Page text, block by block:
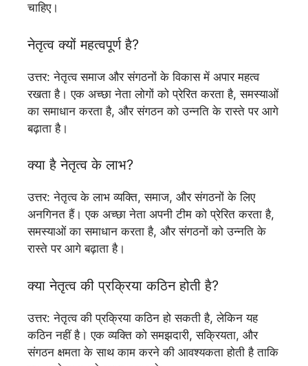
चाहिए।
नेतृत्व क्यों महत्वपूर्ण है?
उत्तर: नेतृत्व समाज और संगठनों के विकास में अपार महत्व
रखता है। एक अच्छा नेता लोगों को प्रेरित करता है, समस्याओं
का समाधान करता है, और संगठन को उन्नति के रास्ते पर आगे
बढ़ाता है।
क्या है नेतृत्व के लाभ?
उत्तर: नेतृत्व के लाभ व्यक्ति, समाज, और संगठनों के लिए
अनगिनत हैं। एक अच्छा नेता अपनी टीम को प्रेरित करता है,
समस्याओं का समाधान करता है, और संगठनों को उन्नति के
रास्ते पर आगे बढ़ाता है।
क्या नेतृत्व की प्रक्रिया कठिन होती है?
उत्तर: नेतृत्व की प्रक्रिया कठिन हो सकती है, लेकिन यह
कठिन नहीं है। एक व्यक्ति को समझदारी, सक्रियता, और
संगठन क्षमता के साथ काम करने की आवश्यकता होती है ताकि